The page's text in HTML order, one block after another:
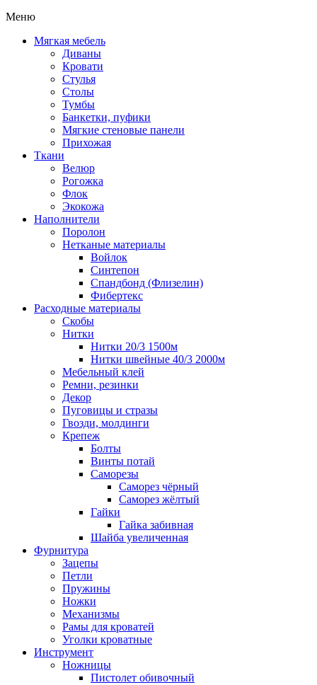
Меню
Мягкая мебель
Диваны
Кровати
Стулья
Столы
Тумбы
Банкетки, пуфики
Мягкие стеновые панели
Прихожая
Ткани
Велюр
Рогожка
Флок
Экокожа
Наполнители
Поролон
Нетканые материалы
Войлок
Синтепон
Спандбонд (Флизелин)
Фибертекс
Расходные материалы
Скобы
Нитки
Нитки 20/3 1500м
Нитки швейные 40/3 2000м
Мебельный клей
Ремни, резинки
Декор
Пуговицы и стразы
Гвозди, молдинги
Крепеж
Болты
Винты потай
Саморезы
Саморез чёрный
Саморез жёлтый
Гайки
Гайка забивная
Шайба увеличенная
Фурнитура
Зацепы
Петли
Пружины
Ножки
Механизмы
Рамы для кроватей
Уголки кроватные
Инструмент
Ножницы
Пистолет обивочный